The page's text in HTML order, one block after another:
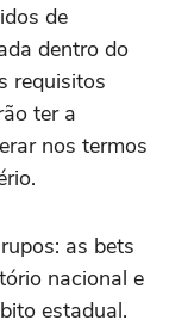
de
dentro do
requisitos
ter a
nos termos
as bets
nacional e
estadual.